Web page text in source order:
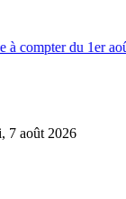
du 1er août●Côte
7 août 2026